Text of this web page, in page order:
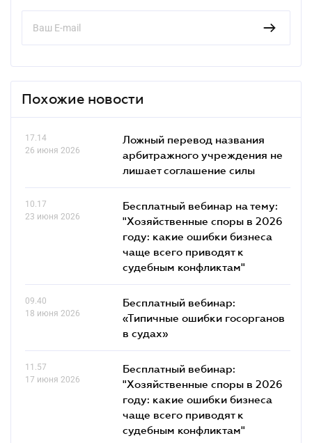
Похожие новости
17.14
26 июня 2026
Ложный перевод названия
арбитражного учреждения не
лишает соглашение силы
10.17
23 июня 2026
Бесплатный вебинар на тему:
"Хозяйственные споры в 2026
году: какие ошибки бизнеса
чаще всего приводят к
судебным конфликтам"
09.40
18 июня 2026
Бесплатный вебинар:
«Типичные ошибки госорганов
в судах»
11.57
17 июня 2026
Бесплатный вебинар:
"Хозяйственные споры в 2026
году: какие ошибки бизнеса
чаще всего приводят к
судебным конфликтам"